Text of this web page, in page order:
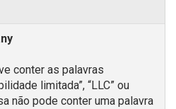
conter as palavras
limitada”, “LLC” ou
não pode conter uma palavra